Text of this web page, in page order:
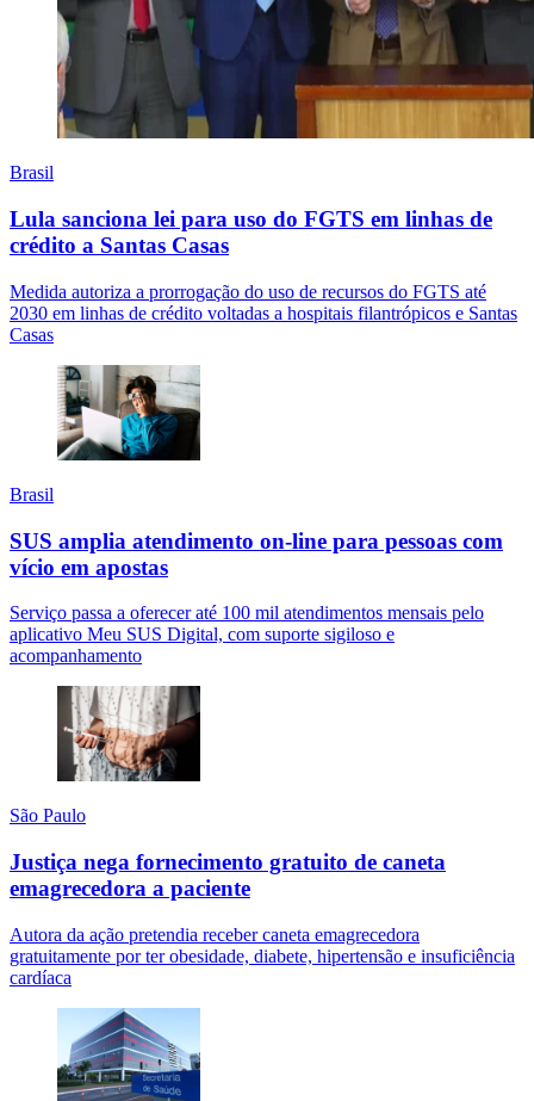
Brasil
Lula sanciona lei para uso do FGTS em linhas de
crédito a Santas Casas
Medida autoriza a prorrogação do uso de recursos do FGTS até
2030 em linhas de crédito voltadas a hospitais filantrópicos e Santas
Casas
Brasil
SUS amplia atendimento on-line para pessoas com
vício em apostas
Serviço passa a oferecer até 100 mil atendimentos mensais pelo
aplicativo Meu SUS Digital, com suporte sigiloso e
acompanhamento
São Paulo
Justiça nega fornecimento gratuito de caneta
emagrecedora a paciente
Autora da ação pretendia receber caneta emagrecedora
gratuitamente por ter obesidade, diabete, hipertensão e insuficiência
cardíaca